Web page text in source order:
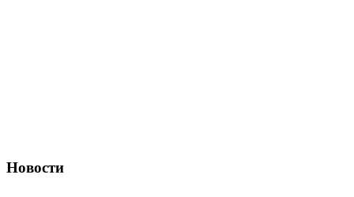
Новости